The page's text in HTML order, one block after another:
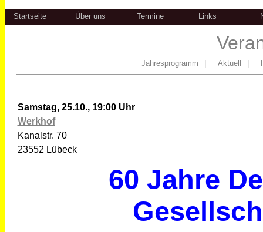
Startseite Über uns Termine Links
Jahresprogramm Aktuell
Samstag, 25.10., 19:00 Uhr
Werkhof
Kanalstr. 70
23552 Lübeck
60 Jahre